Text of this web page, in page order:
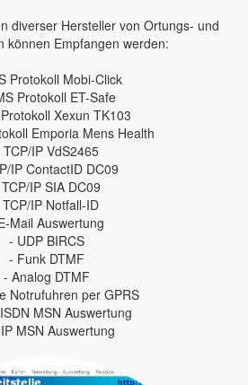
diverser Hersteller von Ortungs- und
können Empfangen werden:
Protokoll Mobi-Click
Protokoll ET-Safe
Xexun TK103
Emporia Mens Health
TCP/IP VdS2465
IP ContactID DC09
IP SIA DC09
IP Notfall-ID
Mail Auswertung
- UDP BIRCS
- Funk DTMF
- Analog DTMF
Notrufuhren per GPRS
MSN Auswertung
MSN Auswertung